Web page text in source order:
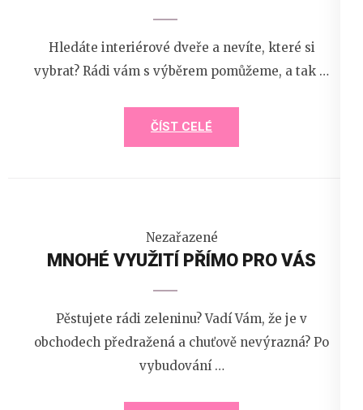
Hledáte interiérové dveře a nevíte, které si
vybrat? Rádi vám s výběrem pomůžeme, a tak …
ČÍST CELÉ
Nezařazené
MNOHÉ VYUŽITÍ PŘÍMO PRO VÁS
Pěstujete rádi zeleninu? Vadí Vám, že je v
obchodech předražená a chuťově nevýrazná? Po
vybudování …